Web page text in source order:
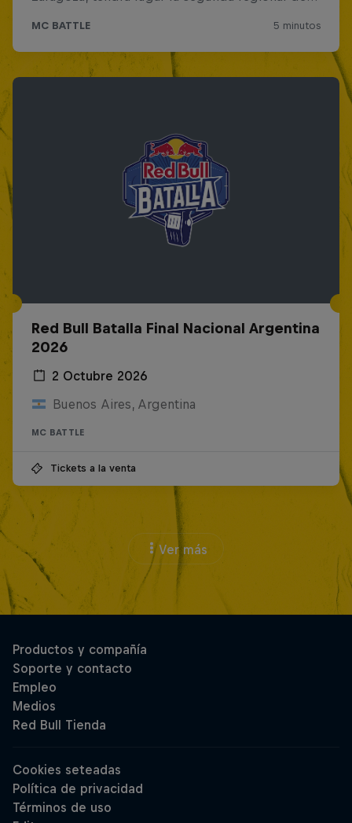
Red Bull Batalla Final Nacional Argentina
2026
2 Octubre 2026
Buenos Aires, Argentina
MC BATTLE
Tickets a la venta
Ver más